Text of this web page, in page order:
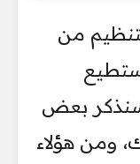
من
بعض
ومن هؤلاء